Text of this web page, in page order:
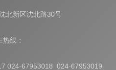
北新区沈北路30号
热线：
024-67953018 024-67953019